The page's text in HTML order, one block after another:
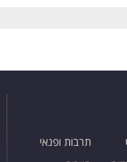
תרבות ופנאי